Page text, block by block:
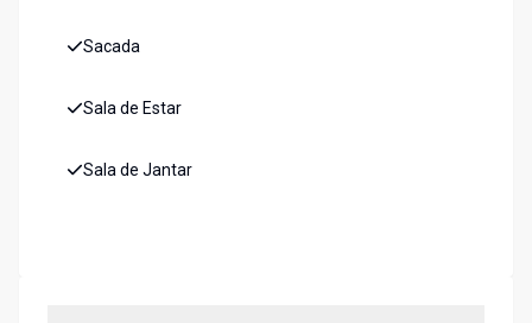
Sacada
Sala de Estar
Sala de Jantar